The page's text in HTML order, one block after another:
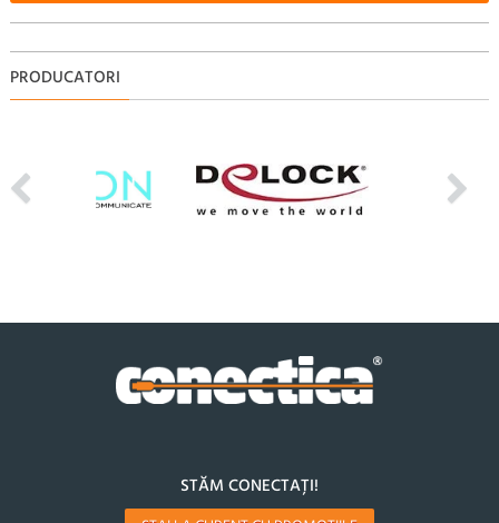
PRODUCATORI
STĂM CONECTAȚI!